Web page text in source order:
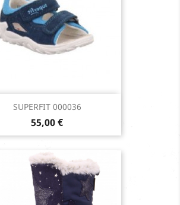
SUPERFIT 000036
Prix
55,00 €